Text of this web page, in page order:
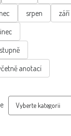
srpen září
anotací